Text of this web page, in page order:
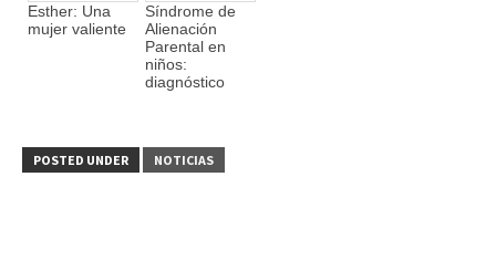
Esther: Una
mujer valiente
Síndrome de
Alienación
Parental en
niños:
diagnóstico
POSTED UNDER NOTICIAS